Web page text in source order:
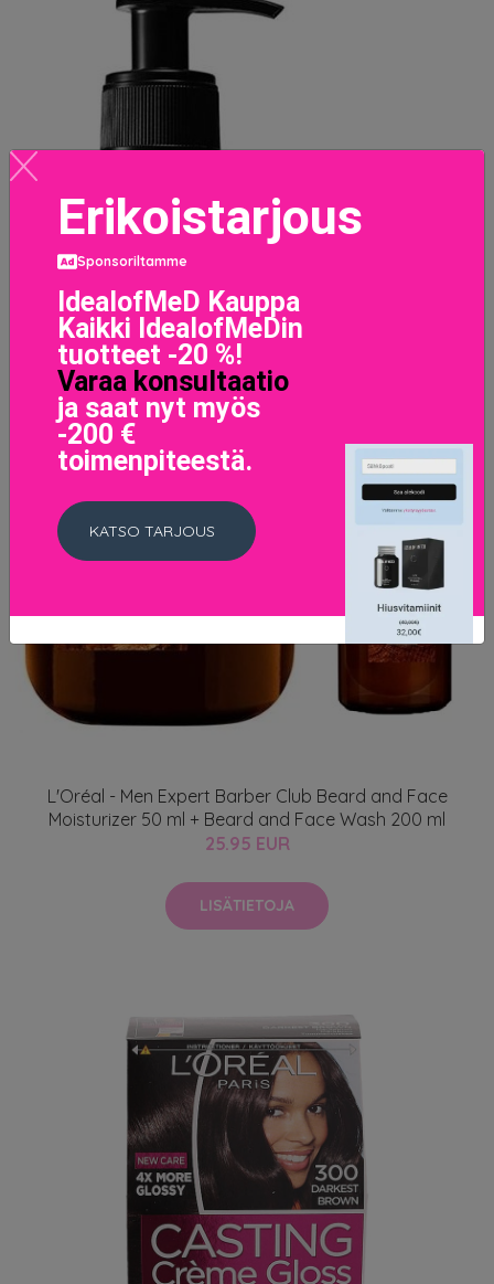
L'Oréal - Men Expert Barber Club Beard and Face
Moisturizer 50 ml + Beard and Face Wash 200 ml
25.95 EUR
LISÄTIETOJA
Erikoistarjous
Sponsoriltamme
IdealofMeD Kauppa
Kaikki IdealofMeDin
tuotteet -20 %!
Varaa konsultaatio
ja saat nyt myös
-200 €
toimenpiteestä.
KATSO TARJOUS